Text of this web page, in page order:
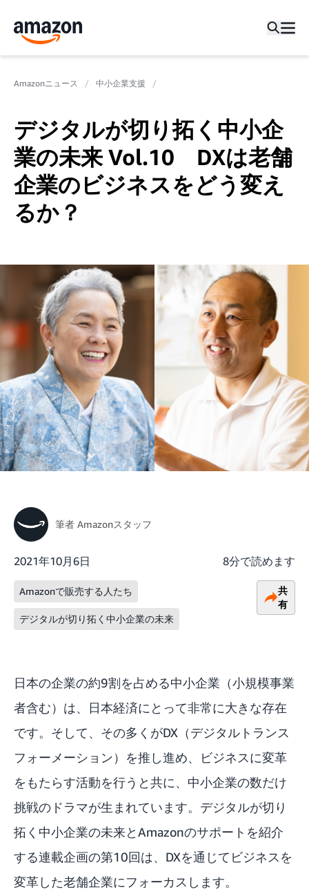
Amazonニュース 中小企業支援
デジタルが切り拓く中小企
業の未来 Vol.10 DXは老舗
企業のビジネスをどう変え
るか？
筆者 Amazonスタッフ
2021年10月6日 8分で読めます
Amazonで販売する人たち
デジタルが切り拓く中小企業の未来
共
有
日本の企業の約9割を占める中小企業（小規模事業
者含む）は、日本経済にとって非常に大きな存在
です。そして、その多くがDX（デジタルトランス
フォーメーション）を推し進め、ビジネスに変革
をもたらす活動を行うと共に、中小企業の数だけ
挑戦のドラマが生まれています。デジタルが切り
拓く中小企業の未来とAmazonのサポートを紹介
する連載企画の第10回は、DXを通じてビジネスを
変革した老舗企業にフォーカスします。